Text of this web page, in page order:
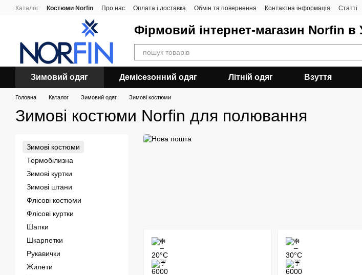
Перейти до основного контенту
Каталог Костюми Norfin Про нас Оплата і доставка Обмін та повернення Контактна інформація Статті
Фірмовий інтернет-магазин Norfin в
Зимовий одяг Демісезонний одяг Літній одяг Взуття
Головна Каталог Зимовий одяг Зимові костюми
Зимові костюми Norfin для полювання
Зимові костюми
Термобілизна
Зимові куртки
Зимові штани
Флісові костюми
Флісові куртки
Шапки
Шкарпетки
Рукавички
Жилети